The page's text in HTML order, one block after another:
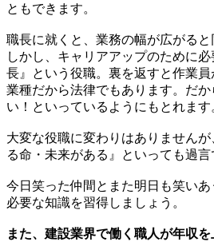
ともできます。
職長に就くと、業務の幅が広がると
しかし、キャリアアップのために
長』という役職。裏を返すと作業
業種だから法律でもあります。だ
い！といっているようにもとれます
大変な役職に変わりはありません
る命・未来がある』といっても過言
今日笑った仲間とまた明日も笑い
必要な知識を習得しましょう。
また、建設業界で働く職人が年収